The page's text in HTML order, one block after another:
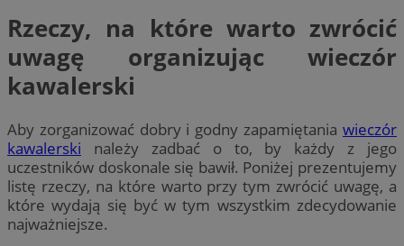
Rzeczy, na które warto zwrócić
uwagę organizując wieczór
kawalerski
Aby zorganizować dobry i godny zapamiętania wieczór
kawalerski należy zadbać o to, by każdy z jego
uczestników doskonale się bawił. Poniżej prezentujemy
listę rzeczy, na które warto przy tym zwrócić uwagę, a
które wydają się być w tym wszystkim zdecydowanie
najważniejsze.